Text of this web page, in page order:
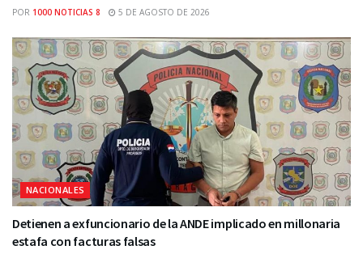
POR 1000 NOTICIAS 8 5 DE AGOSTO DE 2026
NACIONALES
Detienen a exfuncionario de la ANDE implicado en millonaria
estafa con facturas falsas